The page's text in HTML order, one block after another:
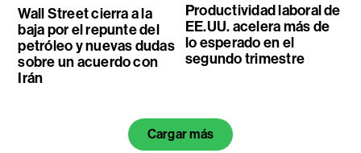
Wall Street cierra a la
baja por el repunte del
petróleo y nuevas dudas
sobre un acuerdo con
Irán
Productividad laboral de
EE.UU. acelera más de
lo esperado en el
segundo trimestre
Cargar más